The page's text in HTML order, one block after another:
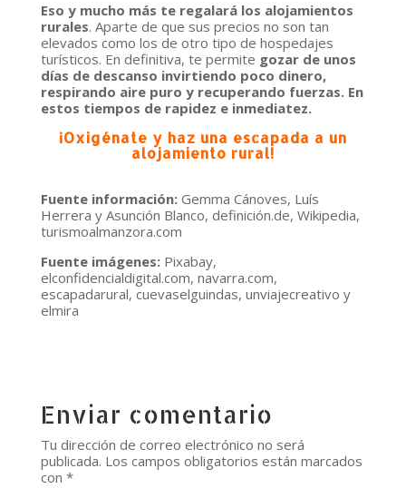
Eso y mucho más te regalará los alojamientos
rurales. Aparte de que sus precios no son tan
elevados como los de otro tipo de hospedajes
turísticos. En definitiva, te permite gozar de unos
días de descanso invirtiendo poco dinero,
respirando aire puro y recuperando fuerzas. En
estos tiempos de rapidez e inmediatez.
¡Oxigénate y haz una escapada a un
alojamiento rural!
Fuente información:Gemma Cánoves, Luís
Herrera y Asunción Blanco, definición.de, Wikipedia,
turismoalmanzora.com
Fuente imágenes:Pixabay,
elconfidencialdigital.com, navarra.com,
escapadarural, cuevaselguindas, unviajecreativo y
elmira
Enviar comentario
Tu dirección de correo electrónico no será
publicada. Los campos obligatorios están marcados
con *